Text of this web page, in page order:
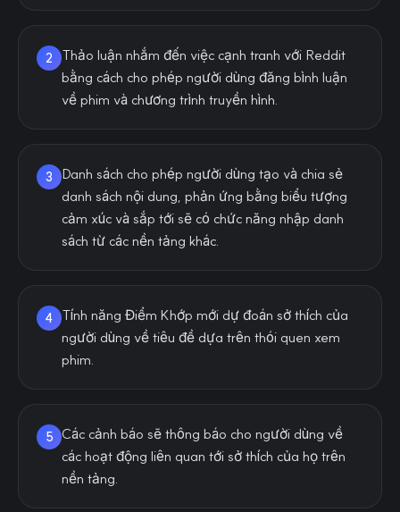
2
Thảo luận nhắm đến việc cạnh tranh với Reddit
bằng cách cho phép người dùng đăng bình luận
về phim và chương trình truyền hình.
3
Danh sách cho phép người dùng tạo và chia sẻ
danh sách nội dung, phản ứng bằng biểu tượng
cảm xúc và sắp tới sẽ có chức năng nhập danh
sách từ các nền tảng khác.
4
Tính năng Điểm Khớp mới dự đoán sở thích của
người dùng về tiêu đề dựa trên thói quen xem
phim.
5
Các cảnh báo sẽ thông báo cho người dùng về
các hoạt động liên quan tới sở thích của họ trên
nền tảng.